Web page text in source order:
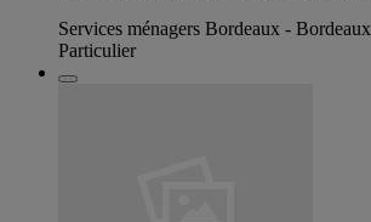
Services ménagers Bordeaux - Bordeaux
Particulier